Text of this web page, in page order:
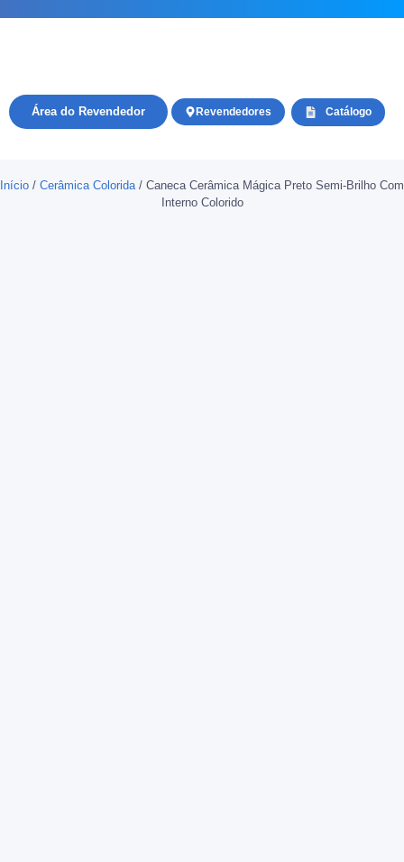
Catálogo
Revendedores
Área do Revendedor
Início / Cerâmica Colorida/ Caneca Cerâmica Mágica Preto Semi-Brilho Com
Interno Colorido